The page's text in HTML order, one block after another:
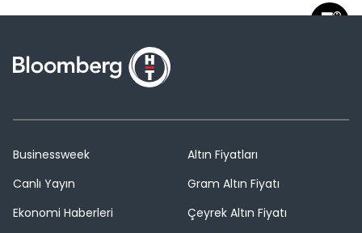
Businessweek
Canlı Yayın
Ekonomi Haberleri
Altın Fiyatları
Gram Altın Fiyatı
Çeyrek Altın Fiyatı